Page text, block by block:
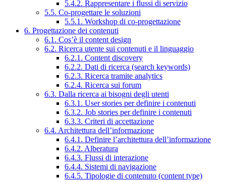
5.4.2. Rappresentare i flussi di servizio
5.5. Co-progettare le soluzioni
5.5.1. Workshop di co-progettazione
6. Progettazione dei contenuti
6.1. Cos’è il content design
6.2. Ricerca utente sui contenuti e il linguaggio
6.2.1. Content discovery
6.2.2. Dati di ricerca (search keywords)
6.2.3. Ricerca tramite analytics
6.2.4. Ricerca sui forum
6.3. Dalla ricerca ai bisogni degli utenti
6.3.1. User stories per definire i contenuti
6.3.2. Job stories per definire i contenuti
6.3.3. Criteri di accettazione
6.4. Architettura dell’informazione
6.4.1. Definire l’architettura dell’informazione
6.4.2. Alberatura
6.4.3. Flussi di interazione
6.4.4. Sistemi di navigazione
6.4.5. Tipologie di contenuto (content type)